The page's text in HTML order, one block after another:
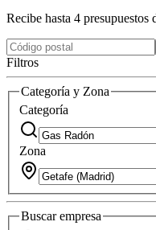
Recibe hasta 4 presupuestos
Filtros
Categoría y Zona
Categoría
Zona
Buscarempresa